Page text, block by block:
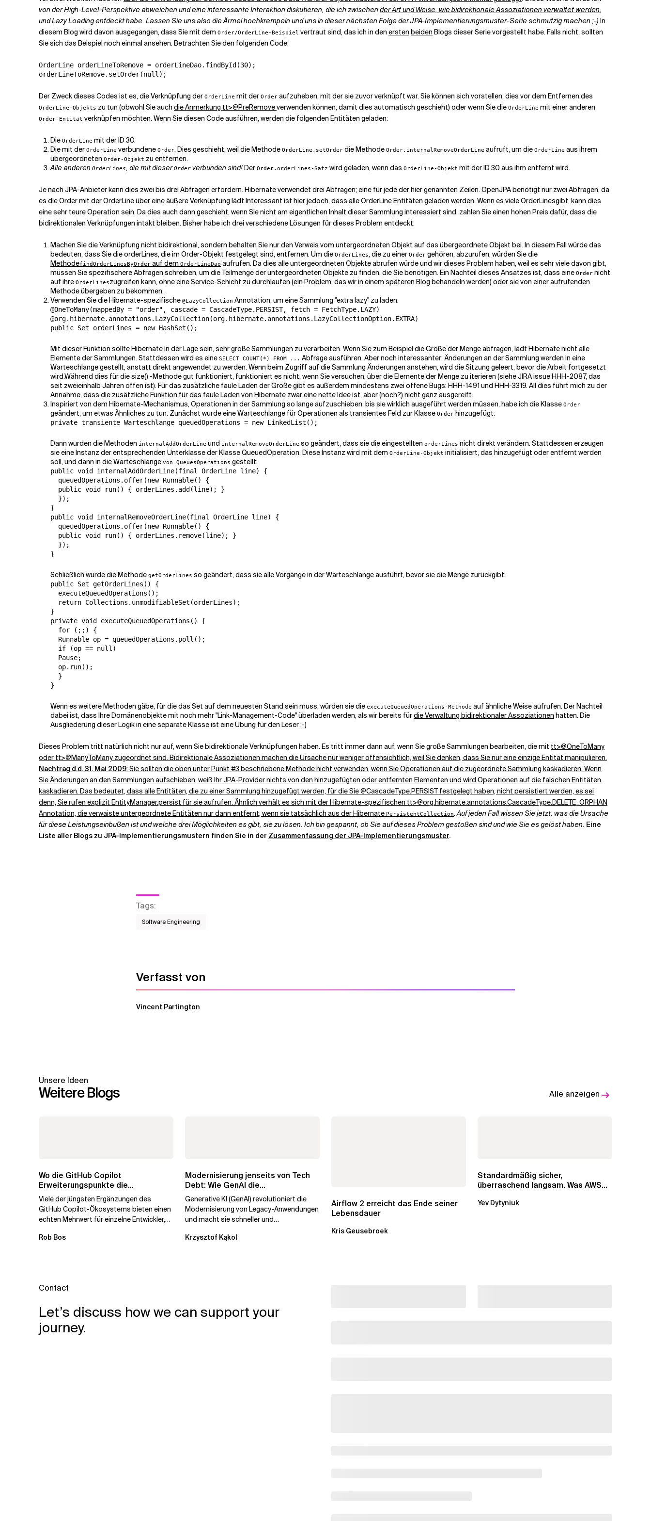
Verwandte Themen
von der High-Level-Perspektive abweichen und eine interessante Interaktion diskutieren, die ich zwischen der Art und Weise, wie bidirektionale Assoziationen verwaltet werden,
undLazy Loadingentdeckt habe. Lassen Sie uns also die Ärmel hochkrempeln und uns in dieser nächsten Folge der JPA-Implementierungsmuster-Serie schmutzig machen ;-) In
diesem Blog wird davon ausgegangen, dass Sie mit dem Order/OrderLine-Beispiel vertraut sind, das ich in den ersten beiden Blogs dieser Serie vorgestellt habe. Falls nicht, sollten
Sie sich das Beispiel noch einmal ansehen. Betrachten Sie den folgenden Code:
OrderLine orderLineToRemove = orderLineDao.findById(30);
orderLineToRemove.setOrder(null);
Der Zweck dieses Codes ist es, die Verknüpfung der OrderLine mit der Order aufzuheben, mit der sie zuvor verknüpft war. Sie können sich vorstellen, dies vor dem Entfernen des
OrderLine-Objekts zu tun (obwohl Sie auch dieAnmerkung tt>@PreRemoveverwenden können, damit dies automatisch geschieht) oder wenn Sie die OrderLine mit einer anderen
Order-Entität verknüpfen möchten. Wenn Sie diesen Code ausführen, werden die folgenden Entitäten geladen:
Die OrderLine mit der ID 30.
Die mit der OrderLine verbundene Order. Dies geschieht, weil die Methode OrderLine.setOrder die Methode Order.internalRemoveOrderLine aufruft, um die OrderLine aus ihrem
übergeordneten Order-Objekt zu entfernen.
Alle anderen OrderLines, die mit dieserOrder verbunden sind!Der Order.orderLines-Satz wird geladen, wenn das OrderLine-Objekt mit der ID 30 aus ihm entfernt wird.
Je nach JPA-Anbieter kann dies zwei bis drei Abfragen erfordern. Hibernate verwendet drei Abfragen; eine für jede der hier genannten Zeilen. OpenJPA benötigt nur zwei Abfragen, da
es dieOrdermit derOrderLineüber eine äußere Verknüpfung lädt.Interessant ist hier jedoch, dass alleOrderLineEntitäten geladen werden. Wenn es vieleOrderLinesgibt, kann dies
eine sehr teure Operation sein. Da dies auch dann geschieht, wenn Sie nicht am eigentlichen Inhalt dieser Sammlung interessiert sind, zahlen Sie einen hohen Preis dafür, dass die
bidirektionalen Verknüpfungen intakt bleiben. Bisher habe ich drei verschiedene Lösungen für dieses Problem entdeckt:
Machen Sie die Verknüpfung nicht bidirektional, sondern behalten Sie nur den Verweis vom untergeordneten Objekt auf das übergeordnete Objekt bei. In diesem Fall würde das
bedeuten, dass Sie dieorderLines, die im Order-Objekt festgelegt sind, entfernen. Um die OrderLines, die zu einer Order gehören, abzurufen, würden Sie die
MethodefindOrderLinesByOrder auf dem OrderLineDao aufrufen. Da dies alle untergeordneten Objekte abrufen würde und wir dieses Problem haben, weil es sehr viele davon gibt,
müssen Sie spezifischere Abfragen schreiben, um die Teilmenge der untergeordneten Objekte zu finden, die Sie benötigen. Ein Nachteil dieses Ansatzes ist, dass eine Order nicht
auf ihre OrderLineszugreifen kann, ohne eine Service-Schicht zu durchlaufen (ein Problem, das wir in einem späteren Blog behandeln werden) oder sie von einer aufrufenden
Methode übergeben zu bekommen.
Verwenden Sie die Hibernate-spezifische @LazyCollection Annotation, um eine Sammlung "extra lazy" zu laden:
@OneToMany(mappedBy = "order", cascade = CascadeType.PERSIST, fetch = FetchType.LAZY)
@org.hibernate.annotations.LazyCollection(org.hibernate.annotations.LazyCollectionOption.EXTRA)
public Set orderLines = new HashSet();
Mit dieser Funktion sollte Hibernate in der Lage sein, sehr große Sammlungen zu verarbeiten. Wenn Sie zum Beispiel die Größe der Menge abfragen, lädt Hibernate nicht alle
Elemente der Sammlungen. Stattdessen wird es eine SELECT COUNT(*) FROM ... Abfrage ausführen. Aber noch interessanter: Änderungen an der Sammlung werden in eine
Warteschlange gestellt, anstatt direkt angewendet zu werden. Wenn beim Zugriff auf die Sammlung Änderungen anstehen, wird die Sitzung geleert, bevor die Arbeit fortgesetzt
wird.Während dies für diesize() -Methode gut funktioniert, funktioniert es nicht, wenn Sie versuchen, über die Elemente der Menge zu iterieren (siehe JIRA issueHHH-2087, das
seit zweieinhalb Jahren offen ist). Für das zusätzliche faule Laden der Größe gibt es außerdem mindestens zwei offene Bugs:HHH-1491und HHH-3319. All dies führt mich zu der
Annahme, dass die zusätzliche Funktion für das faule Laden von Hibernate zwar eine nette Idee ist, aber (noch?) nicht ganz ausgereift.
Inspiriert von dem Hibernate-Mechanismus, Operationen in der Sammlung so lange aufzuschieben, bis sie wirklich ausgeführt werden müssen, habe ich die Klasse Order
geändert, um etwas Ähnliches zu tun. Zunächst wurde eine Warteschlange für Operationen als transientes Feld zur Klasse Order hinzugefügt:
private transiente Warteschlange queuedOperations = new LinkedList();
Dann wurden die Methoden internalAddOrderLine und internalRemoveOrderLine so geändert, dass sie die eingestellten orderLines nicht direkt verändern. Stattdessen erzeugen
sie eine Instanz der entsprechenden Unterklasse der KlasseQueuedOperation. Diese Instanz wird mit dem OrderLine-Objekt initialisiert, das hinzugefügt oder entfernt werden
soll, und dann in die Warteschlange von QueuesOperations gestellt:
public void internalAddOrderLine(final OrderLine line) {
  queuedOperations.offer(new Runnable() {
  public void run() { orderLines.add(line); }
  });
}
public void internalRemoveOrderLine(final OrderLine line) {
  queuedOperations.offer(new Runnable() {
  public void run() { orderLines.remove(line); }
  });
}
Schließlich wurde die Methode getOrderLines so geändert, dass sie alle Vorgänge in der Warteschlange ausführt, bevor sie die Menge zurückgibt:
public Set getOrderLines() {
  executeQueuedOperations();
  return Collections.unmodifiableSet(orderLines);
}
private void executeQueuedOperations() {
  for (;;) {
  Runnable op = queuedOperations.poll();
  if (op == null)
  Pause;
  op.run();
  }
}
Wenn es weitere Methoden gäbe, für die das Set auf dem neuesten Stand sein muss, würden sie die executeQueuedOperations-Methode auf ähnliche Weise aufrufen. Der Nachteil
dabei ist, dass Ihre Domänenobjekte mit noch mehr "Link-Management-Code" überladen werden, als wir bereits fürdie Verwaltung bidirektionaler Assoziationen hatten. Die
Ausgliederung dieser Logik in eine separate Klasse ist eine Übung für den Leser ;-)
Dieses Problem tritt natürlich nicht nur auf, wenn Sie bidirektionale Verknüpfungen haben. Es tritt immer dann auf, wenn Sie große Sammlungen bearbeiten, die mit tt>@OneToMany
oder tt>@ManyToMany zugeordnet sind. Bidirektionale Assoziationen machen die Ursache nur weniger offensichtlich, weil Sie denken, dass Sie nur eine einzige Entität manipulieren.
Nachtrag d.d. 31. Mai 2009: Sie sollten die oben unter Punkt #3 beschriebene Methode nicht verwenden, wenn Sie Operationen auf die zugeordnete Sammlung kaskadieren. Wenn
Sie Änderungen an den Sammlungen aufschieben, weiß Ihr JPA-Provider nichts von den hinzugefügten oder entfernten Elementen und wird Operationen auf die falschen Entitäten
kaskadieren. Das bedeutet, dass alle Entitäten, die zu einer Sammlung hinzugefügt werden, für die Sie@CascadeType.PERSIST festgelegt haben, nicht persistiert werden, es sei
denn, Sie rufen explizit EntityManager.persist für sie aufrufen. Ähnlich verhält es sich mit der Hibernate-spezifischen tt>@org.hibernate.annotations.CascadeType.DELETE_ORPHAN
Annotation, die verwaiste untergeordnete Entitäten nur dann entfernt, wenn sie tatsächlich aus der Hibernate PersistentCollection.Auf jeden Fall wissen Sie jetzt, was die Ursache
für diese Leistungseinbußen ist und welche drei Möglichkeiten es gibt, sie zu lösen. Ich bin gespannt, ob Sie auf dieses Problem gestoßen sind und wie Sie es gelöst haben. Eine
Liste aller Blogs zu JPA-Implementierungsmustern finden Sie in der Zusammenfassung der JPA-Implementierungsmuster.
Tags:
Software Engineering
Verfasst von
Vincent Partington
Unsere Ideen
Weitere Blogs Alle anzeigen
Wo die GitHub Copilot
Erweiterungspunkte die
Governance brechen
Viele der jüngsten Ergänzungen des
GitHub Copilot-Ökosystems bieten einen
echten Mehrwert für einzelne Entwickler,
Rob Bos
Modernisierung jenseits von Tech
Debt: Wie GenAI die
Unternehmenstransformation...
Generative KI (GenAI) revolutioniert die
Modernisierung von Legacy-Anwendungen
und macht sie schneller und
Automatisierung...
Krzysztof Kąkol
Airflow 2 erreicht das Ende seiner
Lebensdauer
Kris Geusebroek
Standardmäßig sicher,
überraschend langsam. Was AWS
Yev Dytyniuk
Contact
Let’s discuss how we can support your
journey.